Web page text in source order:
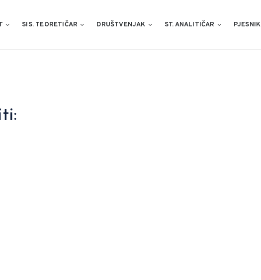
SIS. TEORETIČAR DRUŠTVENJAK ST. ANALITIČAR PJESNIK